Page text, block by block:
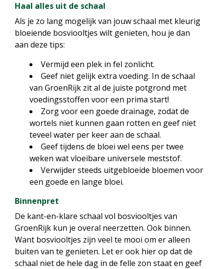
Haal alles uit de schaal
Als je zo lang mogelijk van jouw schaal met kleurig
bloeiende bosviooltjes wilt genieten, hou je dan
aan deze tips:
Vermijd een plek in fel zonlicht.
Geef niet gelijk extra voeding. In de schaal
van GroenRijk zit al de juiste potgrond met
voedingsstoffen voor een prima start!
Zorg voor een goede drainage, zodat de
wortels niet kunnen gaan rotten en geef niet
teveel water per keer aan de schaal.
Geef tijdens de bloei wel eens per twee
weken wat vloeibare universele meststof.
Verwijder steeds uitgebloeide bloemen voor
een goede en lange bloei.
Binnenpret
De kant-en-klare schaal vol bosviooltjes van
GroenRijk kun je overal neerzetten. Ook binnen.
Want bosviooltjes zijn veel te mooi om er alleen
buiten van te genieten. Let er ook hier op dat de
schaal niet de hele dag in de felle zon staat en geef